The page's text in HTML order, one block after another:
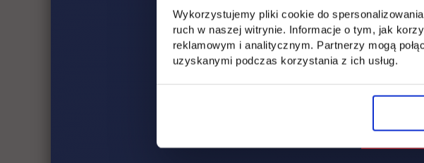
Wykorzystujemy pliki cookie do
ruch w naszej witrynie. Informacje o tym, jak
reklamowym i analitycznym. Partnerzy mogą
uzyskanymi podczas korzystania z ich usług.